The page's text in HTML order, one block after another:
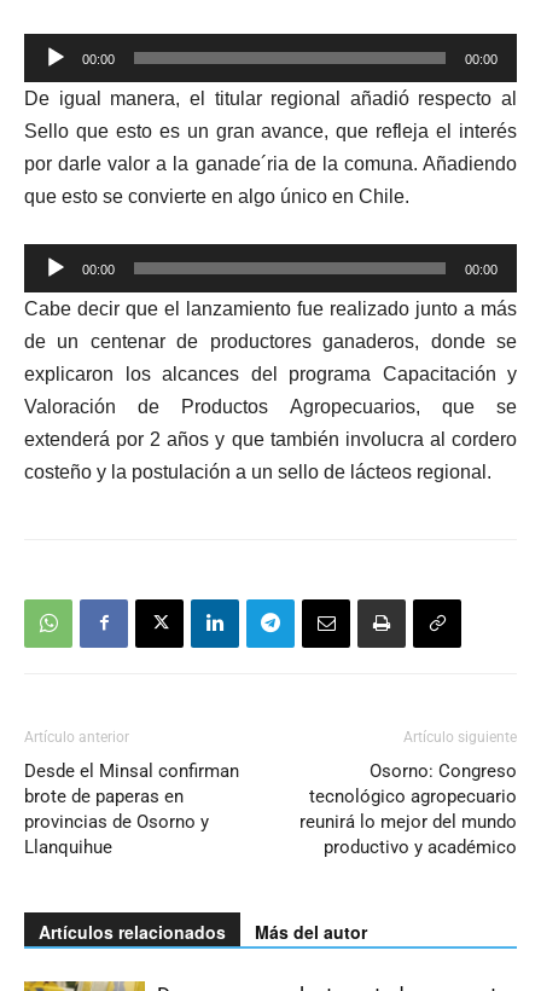
Reproductor
de
audio
00:00 00:00
De igual manera, el titular regional añadió respecto al
Sello que esto es un gran avance, que refleja el interés
por darle valor a la ganade´ria de la comuna. Añadiendo
que esto se convierte en algo único en Chile.
Reproductor
de
audio
00:00 00:00
Cabe decir que el lanzamiento fue realizado junto a más
de un centenar de productores ganaderos, donde se
explicaron los alcances del programa Capacitación y
Valoración de Productos Agropecuarios, que se
extenderá por 2 años y que también involucra al cordero
costeño y la postulación a un sello de lácteos regional.
Artículo anterior
Desde el Minsal confirman
brote de paperas en
provincias de Osorno y
Llanquihue
Artículo siguiente
Osorno: Congreso
tecnológico agropecuario
reunirá lo mejor del mundo
productivo y académico
Artículos relacionados Más del autor